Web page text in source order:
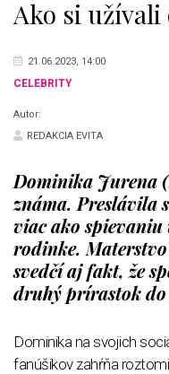
Ako si
21.06.2023, 14:00
CELEBRITY
Autor:
REDAKCIA EVITA
Dominika Jurena
známa. Preslávila
viac ako spievaniu
rodinke.
svedčí aj fakt, že
druhý prírastok
Dominika na svojich
fanúšikov zahŕňa